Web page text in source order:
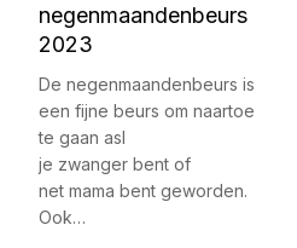
negenmaandenbeurs
2023
De negenmaandenbeurs is
een fijne beurs om naartoe
te gaan asl
je zwanger bent of
net mama bent geworden.
Ook…